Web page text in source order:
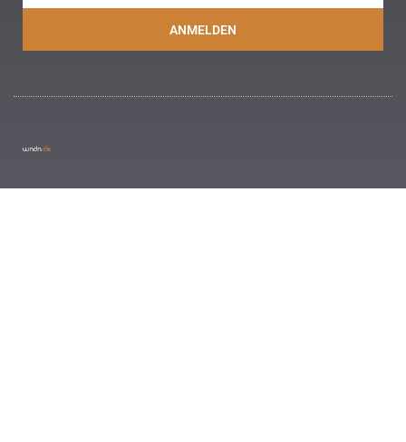
ANMELDEN